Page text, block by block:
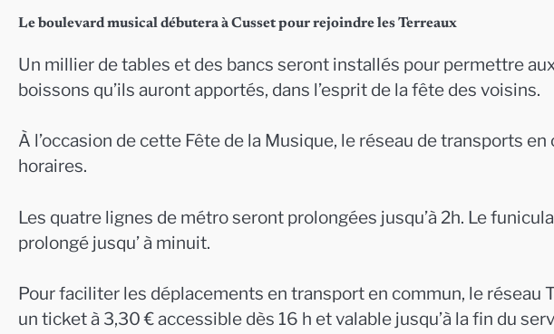
Le boulevard musical débutera à Cusset pour rejoindre les Terreaux
Un millier de tables et des bancs seront installés pour permettre
boissons qu’ils auront apportés, dans l’esprit de la fête des voisins.
À l’occasion de cette Fête de la Musique, le réseau de transports
horaires.
Les quatre lignes de métro seront prolongées jusqu’à 2h. Le
prolongé jusqu’ à minuit.
Pour faciliter les déplacements en transport en commun, le réseau
un ticket à 3,30 € accessible dès 16 h et valable jusqu’à la fin du